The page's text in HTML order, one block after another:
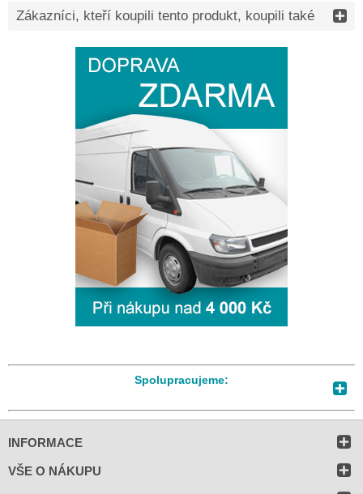
Zákazníci, kteří koupili tento produkt, koupili také
Spolupracujeme:
INFORMACE
VŠE O NÁKUPU